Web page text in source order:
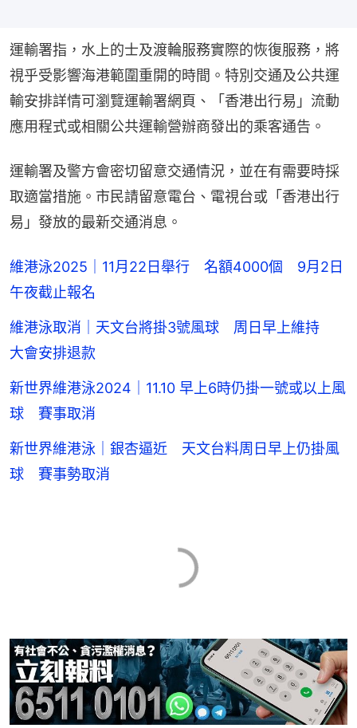
運輸署指，水上的士及渡輪服務實際的恢復服務，將
視乎受影響海港範圍重開的時間。特別交通及公共運
輸安排詳情可瀏覽運輸署網頁、「香港出行易」流動
應用程式或相關公共運輸營辦商發出的乘客通告。
運輸署及警方會密切留意交通情況，並在有需要時採
取適當措施。市民請留意電台、電視台或「香港出行
易」發放的最新交通消息。
維港泳2025｜11月22日舉行 名額4000個 9月2日
午夜截止報名
維港泳取消｜天文台將掛3號風球 周日早上維持
大會安排退款
新世界維港泳2024｜11.10 早上6時仍掛一號或以上風
球 賽事取消
新世界維港泳｜銀杏逼近 天文台料周日早上仍掛風
球 賽事勢取消